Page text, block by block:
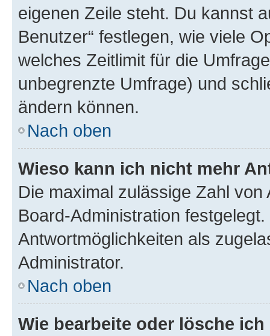
eigenen Zeile steht. Du kannst
Benutzer“ festlegen, wie viele
welches Zeitlimit für die
unbegrenzte Umfrage) und
ändern können.
Nach oben
Wieso kann ich nicht mehr
Die maximal zulässige Zahl
Board-Administration
Antwortmöglichkeiten als
Administrator.
Nach oben
Wie bearbeite oder lösche